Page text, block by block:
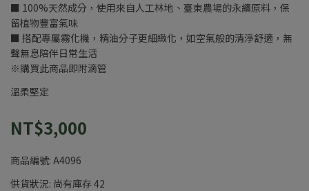
■ 100%天然成分，使用來自人工林地、臺東農場的永續原料，保
留植物豐富氣味
■ 搭配專屬霧化機，精油分子更細緻化，如空氣般的清淨舒適，無
聲無息陪伴日常生活
※購買此商品即附滴管
溫柔堅定
NT$3,000
商品編號: A4096
供貨狀況: 尚有庫存 42